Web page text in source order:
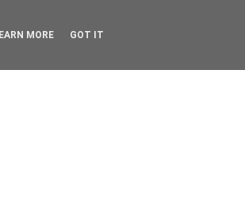
MORE GOT IT